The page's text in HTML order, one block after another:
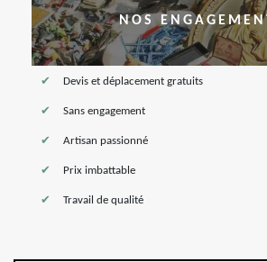
NOS
Devis et déplacement gratuits
Sans engagement
Artisan passionné
Prix imbattable
Travail de qualité